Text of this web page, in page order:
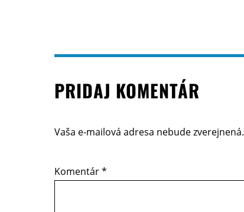
PRIDAJ KOMENTÁR
Vaša e-mailová adresa nebude zverejnená.
Komentár*